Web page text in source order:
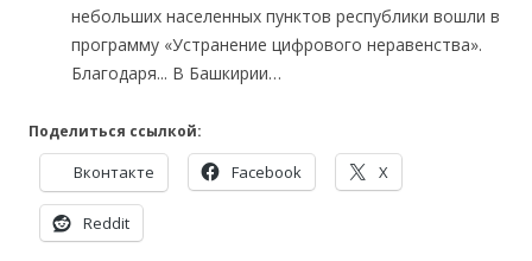
небольших населенных пунктов республики вошли в
программу «Устранение цифрового неравенства».
Благодаря... В Башкирии…
Поделиться ссылкой:
Вконтакте Facebook X
Reddit